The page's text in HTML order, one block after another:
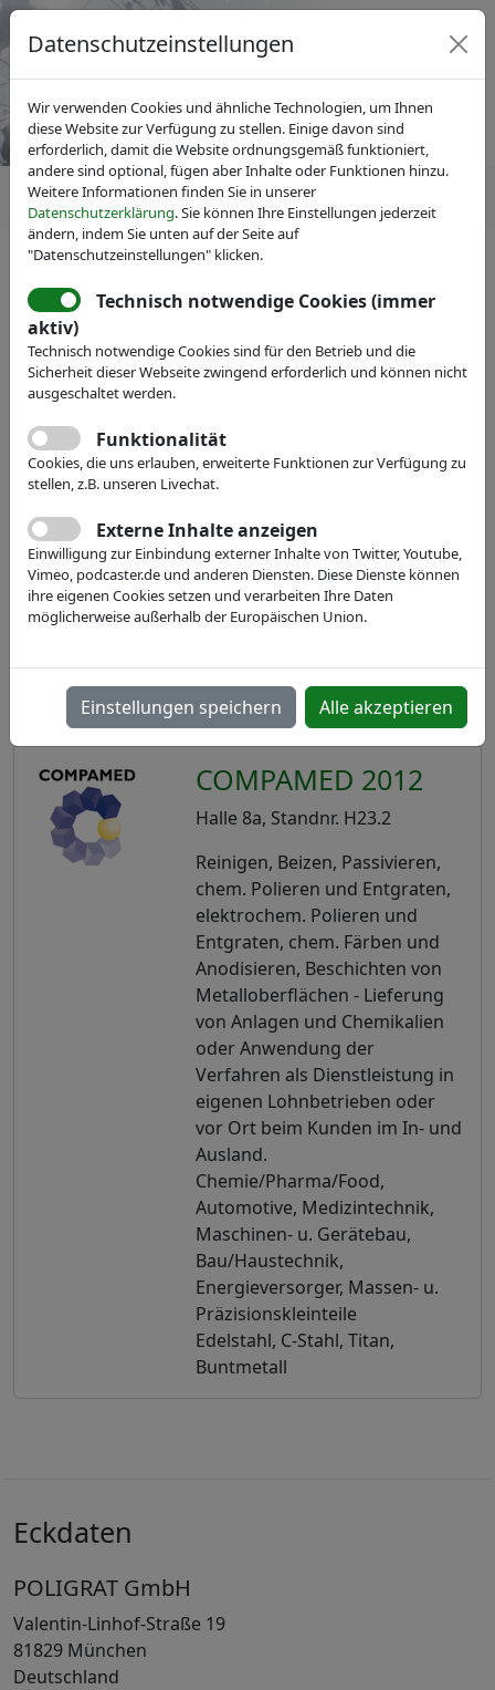
IVAM Fachverband für Mikrotechnik
Veranstaltungen
POLIGRAT GmbH
Webseite
COMPAMED 2012
Halle 8a, Standnr. H23.2
Reinigen, Beizen, Passivieren,
chem. Polieren und Entgraten,
elektrochem. Polieren und
Entgraten, chem. Färben und
Anodisieren, Beschichten von
Metalloberflächen - Lieferung
von Anlagen und Chemikalien
oder Anwendung der
Verfahren als Dienstleistung in
eigenen Lohnbetrieben oder
vor Ort beim Kunden im In- und
Ausland.
Chemie/Pharma/Food,
Automotive, Medizintechnik,
Maschinen- u. Gerätebau,
Bau/Haustechnik,
Energieversorger, Massen- u.
Präzisionskleinteile
Edelstahl, C-Stahl, Titan,
Buntmetall
Eckdaten
POLIGRAT GmbH
Valentin-Linhof-Straße 19
81829 München
Deutschland
Datenschutzeinstellungen
Wir verwenden Cookies und ähnliche Technologien, um Ihnen
diese Website zur Verfügung zu stellen. Einige davon sind
erforderlich, damit die Website ordnungsgemäß funktioniert,
andere sind optional, fügen aber Inhalte oder Funktionen hinzu.
Weitere Informationen finden Sie in unserer
Datenschutzerklärung. Sie können Ihre Einstellungen jederzeit
ändern, indem Sie unten auf der Seite auf
"Datenschutzeinstellungen" klicken.
Technisch notwendige Cookies (immer
aktiv)
Technisch notwendige Cookies sind für den Betrieb und die
Sicherheit dieser Webseite zwingend erforderlich und können nicht
ausgeschaltet werden.
Funktionalität
Cookies, die uns erlauben, erweiterte Funktionen zur Verfügung zu
stellen, z.B. unseren Livechat.
Externe Inhalte anzeigen
Einwilligung zur Einbindung externer Inhalte von Twitter, Youtube,
Vimeo, podcaster.de und anderen Diensten. Diese Dienste können
ihre eigenen Cookies setzen und verarbeiten Ihre Daten
möglicherweise außerhalb der Europäischen Union.
Einstellungen speichern Alle akzeptieren